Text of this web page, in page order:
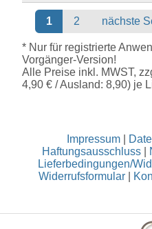
Seiten
1 2 nächste
* Nur für registrierte
Vorgänger-Version!
Alle Preise inkl. MWST,
4,90 € / Ausland: 8,90) je
Impressum
Haftungsausschluss
Lieferbedingungen/
Widerrufsformular